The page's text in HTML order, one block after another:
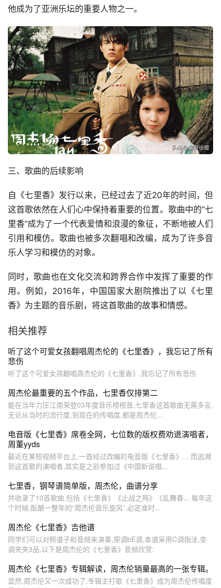
他成为了亚洲乐坛的重要人物之一。
三、歌曲的后续影响
自《七里香》发行以来，已经过去了近20年的时间，但
这首歌依然在人们心中保持着重要的位置。歌曲中的“七
里香”成为了一个代表爱情和浪漫的象征，不断地被人们
引用和模仿。歌曲也被多次翻唱和改编，成为了许多音
乐人学习和模仿的对象。
同时，歌曲也在文化交流和跨界合作中发挥了重要的作
用。例如，2016年，中国国家大剧院推出了以《七里
香》为主题的音乐剧，将这首歌曲的故事和情感。
相关推荐
听了这个可爱女孩翻唱周杰伦的《七里香》，我忘记了所有
悲伤
听了这个可爱女孩翻唱周杰伦的《七里香》,我忘记了所有悲伤
周杰伦最重要的五个作品，七里香仅排第二
能在当年力压江南荣登03年度音乐榜榜首,七里香这首歌曲无需多言,
无论从当时的流行度,到现在的传唱度,都是周杰伦...
电音版《七里香》席卷全网，七位数的版权费劝退演唱者，
周董yyds
最近在某短视频平台上,一首经过改编的电音版《七里香》... 而追溯
到这首歌的演唱者,其实是之前参加过《中国新说唱...
七里香，钢琴谱简单版，周杰伦，曲谱分享
共收录了10首歌曲,包括《七里香》《止战之殇》《乱舞春... 每年这
个时候,酝酿一整年的“周杰伦音乐旋风”,必定准时...
周杰伦《七里香》吉他谱
同学们可以对照谱子和音频来演奏,原调bE调,本谱采用C调指法,变
调夹夹3品,以下是周杰伦的《七里香》音频欣赏:
周杰伦《七里香》专辑解读，周杰伦销量最高的一张专辑。
显然,周杰伦又一次成功了,专辑主打歌《七里香》成为周杰伦传唱度